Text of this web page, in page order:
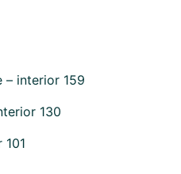
– interior 159
130
101